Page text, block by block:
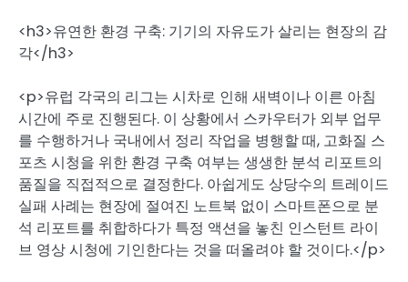
<h3>유연한 환경 구축: 기기의 자유도가 살리는 현장의 감
각</h3>
<p>유럽 각국의 리그는 시차로 인해 새벽이나 이른 아침
시간에 주로 진행된다. 이 상황에서 스카우터가 외부 업무
를 수행하거나 국내에서 정리 작업을 병행할 때, 고화질 스
포츠 시청을 위한 환경 구축 여부는 생생한 분석 리포트의
품질을 직접적으로 결정한다. 아쉽게도 상당수의 트레이드
실패 사례는 현장에 절여진 노트북 없이 스마트폰으로 분
석 리포트를 취합하다가 특정 액션을 놓친 인스턴트 라이
브 영상 시청에 기인한다는 것을 떠올려야 할 것이다.</p>